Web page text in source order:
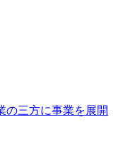
の三方に事業を展開